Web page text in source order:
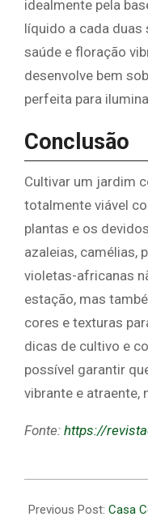
idealmente pela
líquido a cada duas
saúde e floração
desenvolve bem
perfeita para
Conclusão
Cultivar um jardim
totalmente viável
plantas e os
azaleias, camélias,
violetas-africanas
estação, mas
cores e texturas
dicas de cultivo e
possível garantir
vibrante e
Fonte: https://
07-
Previous Post: Casa